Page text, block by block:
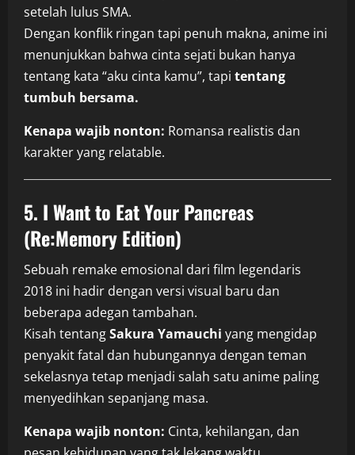
setelah lulus SMA.
Dengan konflik ringan tapi penuh makna, anime ini
menunjukkan bahwa cinta sejati bukan hanya
tentang kata “aku cinta kamu”, tapi tentang
tumbuh bersama.
Kenapa wajib nonton: Romansa realistis dan
karakter yang relatable.
5. I Want to Eat Your Pancreas
(Re:Memory Edition)
Sebuah remake emosional dari film legendaris
2018 ini hadir dengan versi visual baru dan
beberapa adegan tambahan.
Kisah tentangSakura Yamauchi yang mengidap
penyakit fatal dan hubungannya dengan teman
sekelasnya tetap menjadi salah satu anime paling
menyedihkan sepanjang masa.
Kenapa wajib nonton: Cinta, kehilangan, dan